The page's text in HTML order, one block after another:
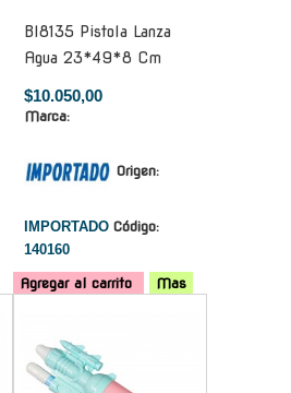
Bl8135 Pistola Lanza
Agua 23*49*8 Cm
$10.050,00
Marca:
Origen:
IMPORTADO Código:
140160
Agregar al carrito
Mas